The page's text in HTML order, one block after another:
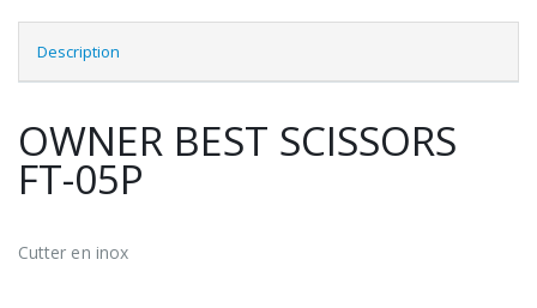
Description
OWNER BEST SCISSORS
FT-05P
Cutter en inox